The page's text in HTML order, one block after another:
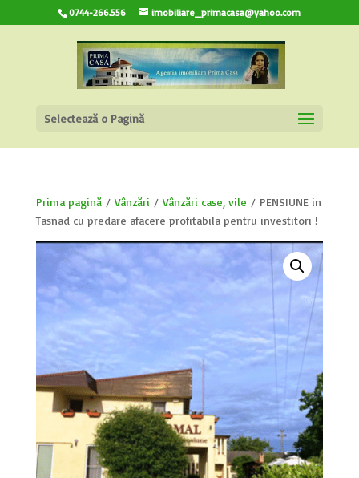
0744-266.556 imobiliare_primacasa@yahoo.com
Selectează o Pagină
Prima pagină/ Vânzări / Vânzări case, vile / PENSIUNE in
Tasnad cu predare afacere profitabila pentru investitori !